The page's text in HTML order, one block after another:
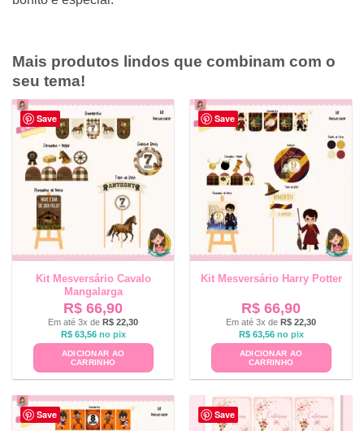
Mais produtos lindos que combinam com o
seu tema!
Save
Kit Mesversário Cavalo
Mangalarga
R$ 66,90
Em até 3x de R$ 22,30
R$63,56 no pix
ADICIONAR AO
CARRINHO
Save
Kit Mesversário Harry Potter
R$ 66,90
Em até 3x de R$ 22,30
R$63,56 no pix
ADICIONAR AO
CARRINHO
Save Save